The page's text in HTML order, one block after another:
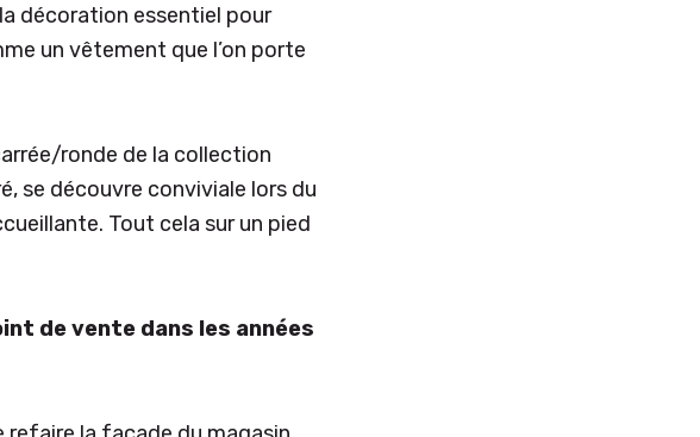
décoration essentiel pour
un vêtement que l’on porte
ronde de la collection
se découvre conviviale lors du
Tout cela sur un pied
de vente dans les années